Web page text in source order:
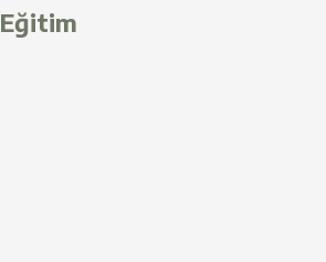
Eğitim